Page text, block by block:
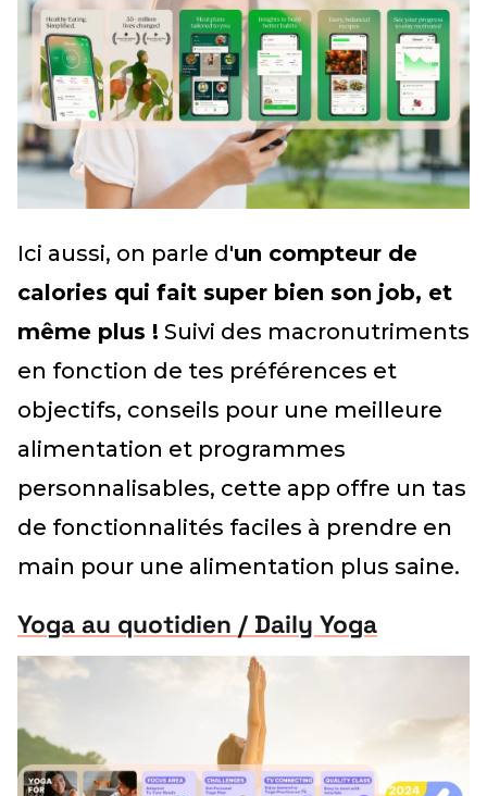
Ici aussi, on parle d'un compteur de
calories qui fait super bien son job, et
même plus ! Suivi des macronutriments
en fonction de tes préférences et
objectifs, conseils pour une meilleure
alimentation et programmes
personnalisables, cette app offre un tas
de fonctionnalités faciles à prendre en
main pour une alimentation plus saine.
Yoga au quotidien / Daily Yoga